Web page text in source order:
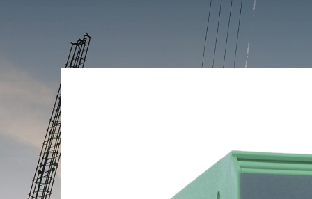
Secteur Médical
Energie
Industrie du
Capteurs d’efforts et de couple